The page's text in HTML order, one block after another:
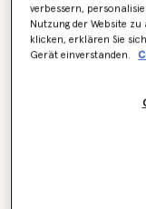
Stella McCartney
€495.00
verbessern,
Nutzung der Website
klicken, erklären Sie
Gerät einverstanden.